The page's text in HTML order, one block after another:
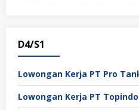
D4/S1
Lowongan Kerja PT Pro
Lowongan Kerja PT